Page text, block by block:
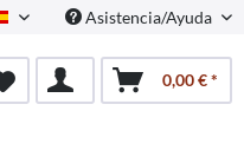
Spanisch Asistencia/Ayuda
0,00 € *